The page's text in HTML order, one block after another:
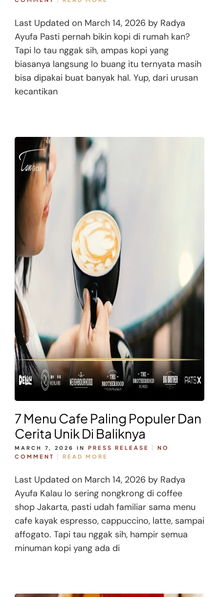
Last Updated on March 14, 2026 by Radya
Ayufa Pasti pernah bikin kopi di rumah kan?
Tapi lo tau nggak sih, ampas kopi yang
biasanya langsung lo buang itu ternyata masih
bisa dipakai buat banyak hal. Yup, dari urusan
kecantikan
7 Menu Cafe Paling Populer Dan
Cerita Unik Di Baliknya
MARCH 7, 2026 IN PRESS RELEASE
NO
COMMENT
READ MORE
Last Updated on March 14, 2026 by Radya
Ayufa Kalau lo sering nongkrong di coffee
shop Jakarta, pasti udah familiar sama menu
cafe kayak espresso, cappuccino, latte, sampai
affogato. Tapi tau nggak sih, hampir semua
minuman kopi yang ada di